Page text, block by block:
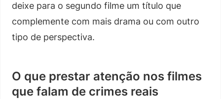
deixe para o segundo filme um título que
complemente com mais drama ou com outro
tipo de perspectiva.
O que prestar atenção nos filmes
que falam de crimes reais